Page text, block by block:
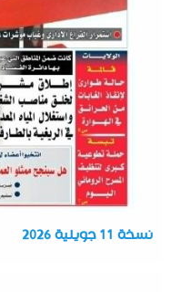
نسخة 11 جويلية 2026